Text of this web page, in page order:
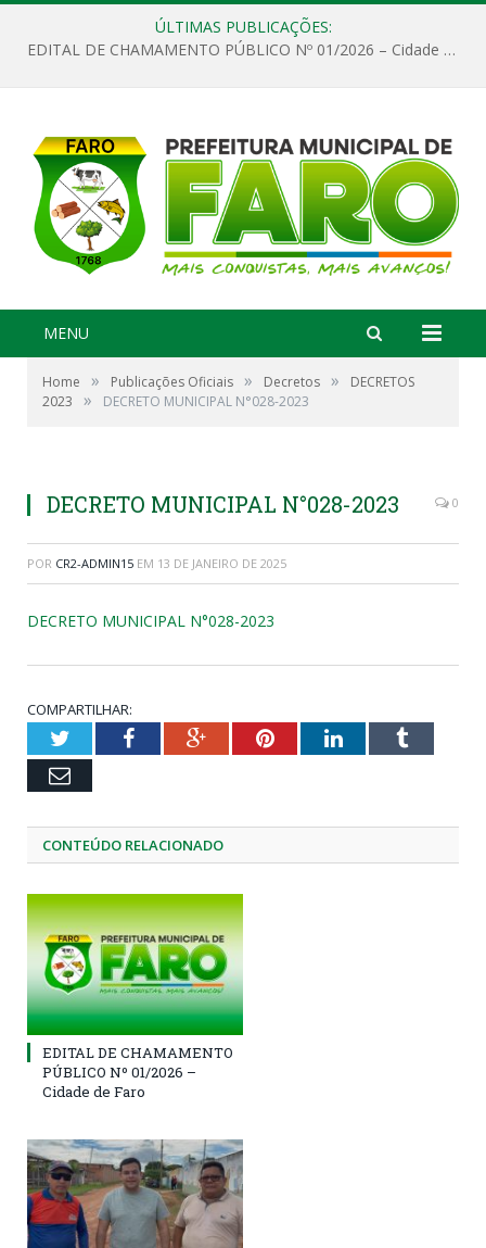
ÚLTIMAS PUBLICAÇÕES:
EDITAL DE CHAMAMENTO PÚBLICO Nº 01/2026 – Cidade de Faro
MENU
Home » Publicações Oficiais » Decretos »
DECRETOS
2023
» DECRETO MUNICIPAL N°028-2023
DECRETO MUNICIPAL N°028-2023 0
POR CR2-ADMIN15 EM 13 DE JANEIRO DE 2025
DECRETO MUNICIPAL N°028-2023
COMPARTILHAR:
TwitterFacebookGoogle+PinterestLinkedInTumblr
Email
CONTEÚDO RELACIONADO
EDITAL DE CHAMAMENTO
PÚBLICO Nº 01/2026 –
Cidade de Faro